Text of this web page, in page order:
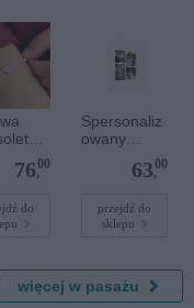
-
-
76,
00
do
Spersonaliz
owany
plakat - 30 x
63,
00
przejdź do
sklepu
więcej w pasażu